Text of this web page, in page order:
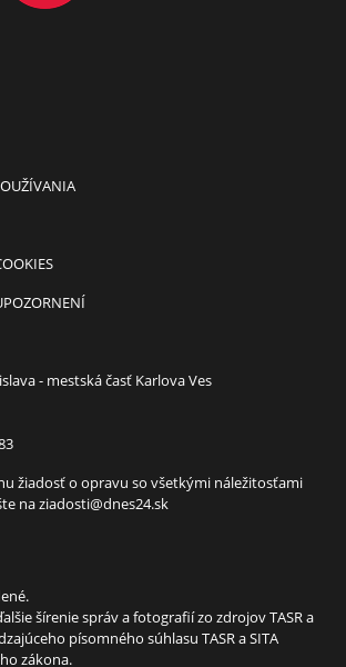
- mestská časť Karlova Ves
žiadosť o opravu so všetkými náležitosťami
naziadosti@dnes24.sk
šírenie správ a fotografií zo zdrojov TASR a
písomného súhlasu TASR a SITA
zákona.